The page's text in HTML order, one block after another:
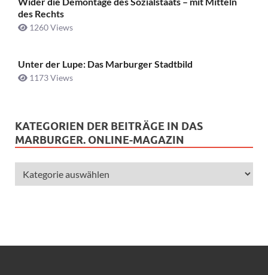
des Rechts
1260 Views
Unter der Lupe: Das Marburger Stadtbild
1173 Views
KATEGORIEN DER BEITRÄGE IN DAS
MARBURGER. ONLINE-MAGAZIN